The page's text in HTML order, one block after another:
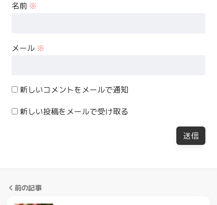
名前 ※
メール ※
新しいコメントをメールで通知
新しい投稿をメールで受け取る
前の記事